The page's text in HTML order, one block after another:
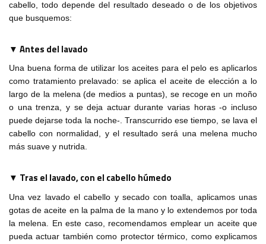
cabello, todo depende del resultado deseado o de los objetivos
que busquemos:
▼ Antes del lavado
Una buena forma de utilizar los aceites para el pelo es aplicarlos
como tratamiento prelavado: se aplica el aceite de elección a lo
largo de la melena (de medios a puntas), se recoge en un moño
o una trenza, y se deja actuar durante varias horas -o incluso
puede dejarse toda la noche-. Transcurrido ese tiempo, se lava el
cabello con normalidad, y el resultado será una melena mucho
más suave y nutrida.
▼ Tras el lavado, con el cabello húmedo
Una vez lavado el cabello y secado con toalla, aplicamos unas
gotas de aceite en la palma de la mano y lo extendemos por toda
la melena. En este caso, recomendamos emplear un aceite que
pueda actuar también como protector térmico, como explicamos